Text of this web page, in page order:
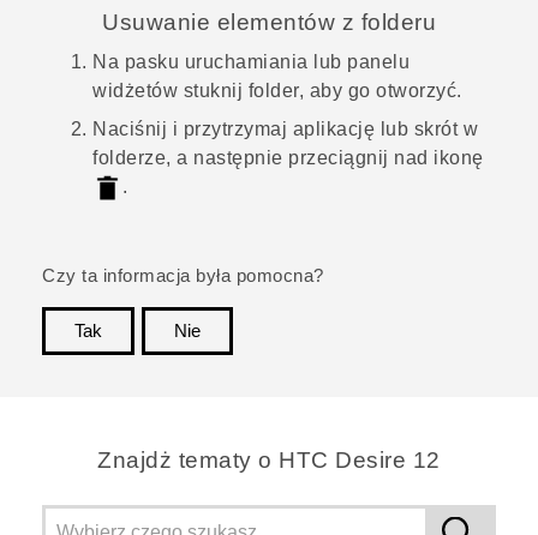
Usuwanie elementów z folderu
Na pasku uruchamiania lub panelu
widżetów stuknij folder, aby go otworzyć.
Naciśnij i przytrzymaj aplikację lub skrót w
folderze, a następnie przeciągnij nad ikonę
.
Czy ta informacja była pomocna?
Tak
Nie
Znajdż tematy o HTC Desire 12